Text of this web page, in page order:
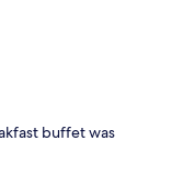
buffet was